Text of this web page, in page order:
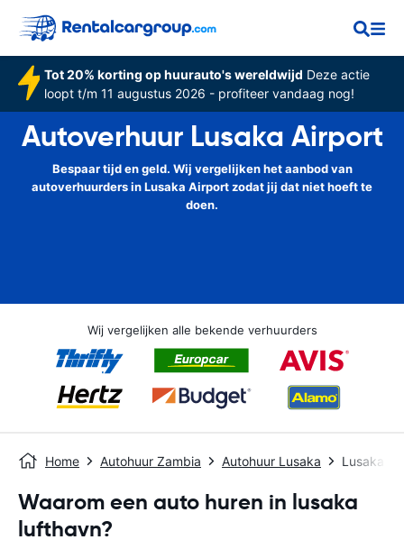
Tot 20% korting op huurauto's wereldwijd Deze actie
loopt t/m 11 augustus 2026 - profiteer vandaag nog!
Autoverhuur Lusaka Airport
Bespaar tijd en geld. Wij vergelijken het aanbod van
autoverhuurders in Lusaka Airport zodat jij dat niet hoeft te
doen.
Wij vergelijken alle bekende verhuurders
Home Autohuur Zambia Autohuur Lusaka Lusaka
Waarom een auto huren in lusaka
lufthavn?